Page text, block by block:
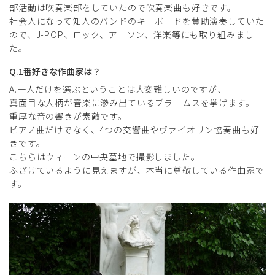
部活動は吹奏楽部をしていたので吹奏楽曲も好きです。
社会人になって知人のバンドのキーボードを賛助演奏していた
ので、J-POP、ロック、アニソン、洋楽等にも取り組みまし
た。
Q.1番好きな作曲家は？
A.一人だけを選ぶということは大変難しいのですが、
真面目な人柄が音楽に滲み出ているブラームスを挙げます。
重厚な音の響きが素敵です。
ピアノ曲だけでなく、4つの交響曲やヴァイオリン協奏曲も好
きです。
こちらはウィーンの中央墓地で撮影しました。
ふざけているように見えますが、本当に尊敬している作曲家で
す。